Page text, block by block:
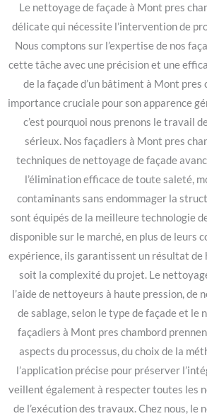
Le nettoyage de façade à Mont pres
délicate qui nécessite l’intervention de
Nous comptons sur l’expertise de nos
cette tâche avec une précision et une
de la façade d’un bâtiment à Mont pres
importance cruciale pour son apparence
c’est pourquoi nous prenons le travail
sérieux. Nos façadiers à Mont pres
techniques de nettoyage de façade
l’élimination efficace de toute saleté,
contaminants sans endommager la
sont équipés de la meilleure technologie
disponible sur le marché, en plus de leurs
expérience, ils garantissent un résultat de
soit la complexité du projet. Le
l’aide de nettoyeurs à haute pression, de
de sablage, selon le type de façade et le
façadiers à Mont pres chambord
aspects du processus, du choix de la
l’application précise pour préserver
veillent également à respecter toutes les
de l’exécution des travaux. Chez nous, le